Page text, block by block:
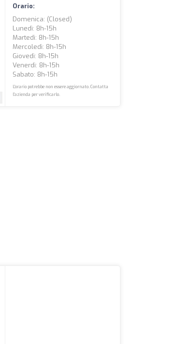
Orario:
Domenica: (closed)
Lunedì: 8h-15h
Martedì: 8h-15h
Mercoledì: 8h-15h
Giovedì: 8h-15h
Venerdì: 8h-15h
Sabato: 8h-15h
L'orario potrebbe non essere aggiornato. Contatta
l'azienda per verificarlo.